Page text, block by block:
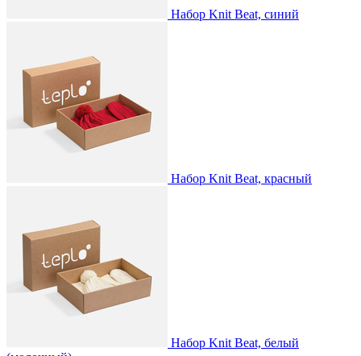
Набор Knit Beat, синий
Набор Knit Beat, красный
Набор Knit Beat, белый